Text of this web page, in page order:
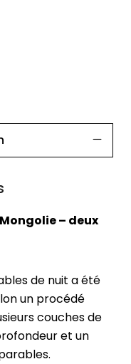
– deux
de nuit a été
un procédé
couches de
et un